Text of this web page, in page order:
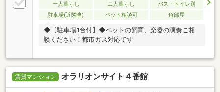
一人暮らし 二人暮らし
バス・トイレ別
駐車場(近隣含)
ペット相談可 角部屋
◆【駐車場1台付】◆ペットの飼育、楽器の演奏ご相
談ください！都市ガス対応です
賃貸マンション オラリオンサイト４番館